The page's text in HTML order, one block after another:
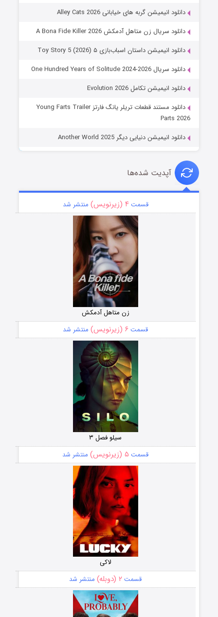
دانلود انیمیشن گربه های خیابانی Alley Cats 2026
دانلود سریال زن متاهل آدمکش A Bona Fide Killer 2026
دانلود انیمیشن داستان اسباب‌بازی ۵ Toy Story 5 (2026)
دانلود سریال One Hundred Years of Solitude 2024-2026
دانلود انیمیشن تکامل Evolution 2026
دانلود مستند قطعات تریلر یانگ فارتز Young Farts Trailer
Parts 2026
دانلود انیمیشن دنیایی دیگر Another World 2025
آپدیت شده‌ها
قسمت۴ (زیرنویس) منتشر شد
زن متاهل آدمکش
قسمت ۶ (زیرنویس) منتشر شد
سیلو فصل ۳
قسمت ۵ (زیرنویس) منتشر شد
لاکی
قسمت ۲ (دوبله) منتشر شد